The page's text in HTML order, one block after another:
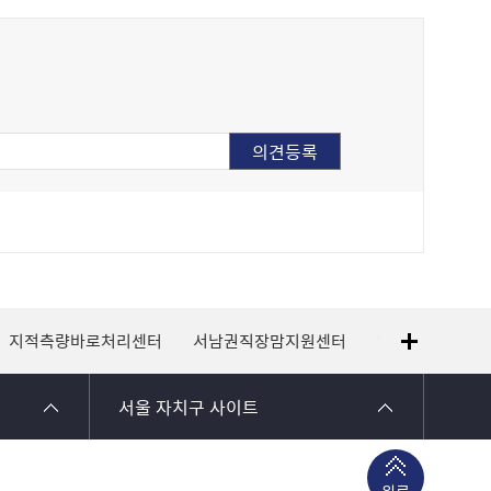
지적측량바로처리센터 서남권직장맘지원센터 1365자원봉사
서울 자치구 사이트